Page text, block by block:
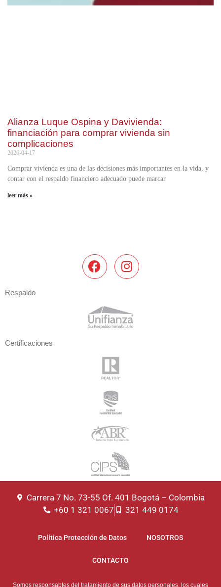
Alianza Luque Ospina y Davivienda:
financiación para comprar vivienda sin
complicaciones
2026-04-17
Comprar vivienda es una de las decisiones más importantes en la vida, y
contar con el respaldo financiero adecuado puede marcar
leer más »
Respaldo
Certificaciones
Carrera 7 No. 73-55 Of. 401 Bogotá – Colombia
+60 1 321 0067
321 449 0174
Política Protección de Datos NOSOTROS
CONTACTO
Somos responsables del tratamiento de sus datos personales, los cuales